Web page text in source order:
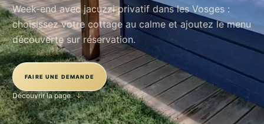
Week-end avec jacuzzi privatif dans les Vosges :
choisissez votre cottage au calme et ajoutez le menu
découverte sur réservation.
FAIRE UNE DEMANDE
Découvrir la page ↓